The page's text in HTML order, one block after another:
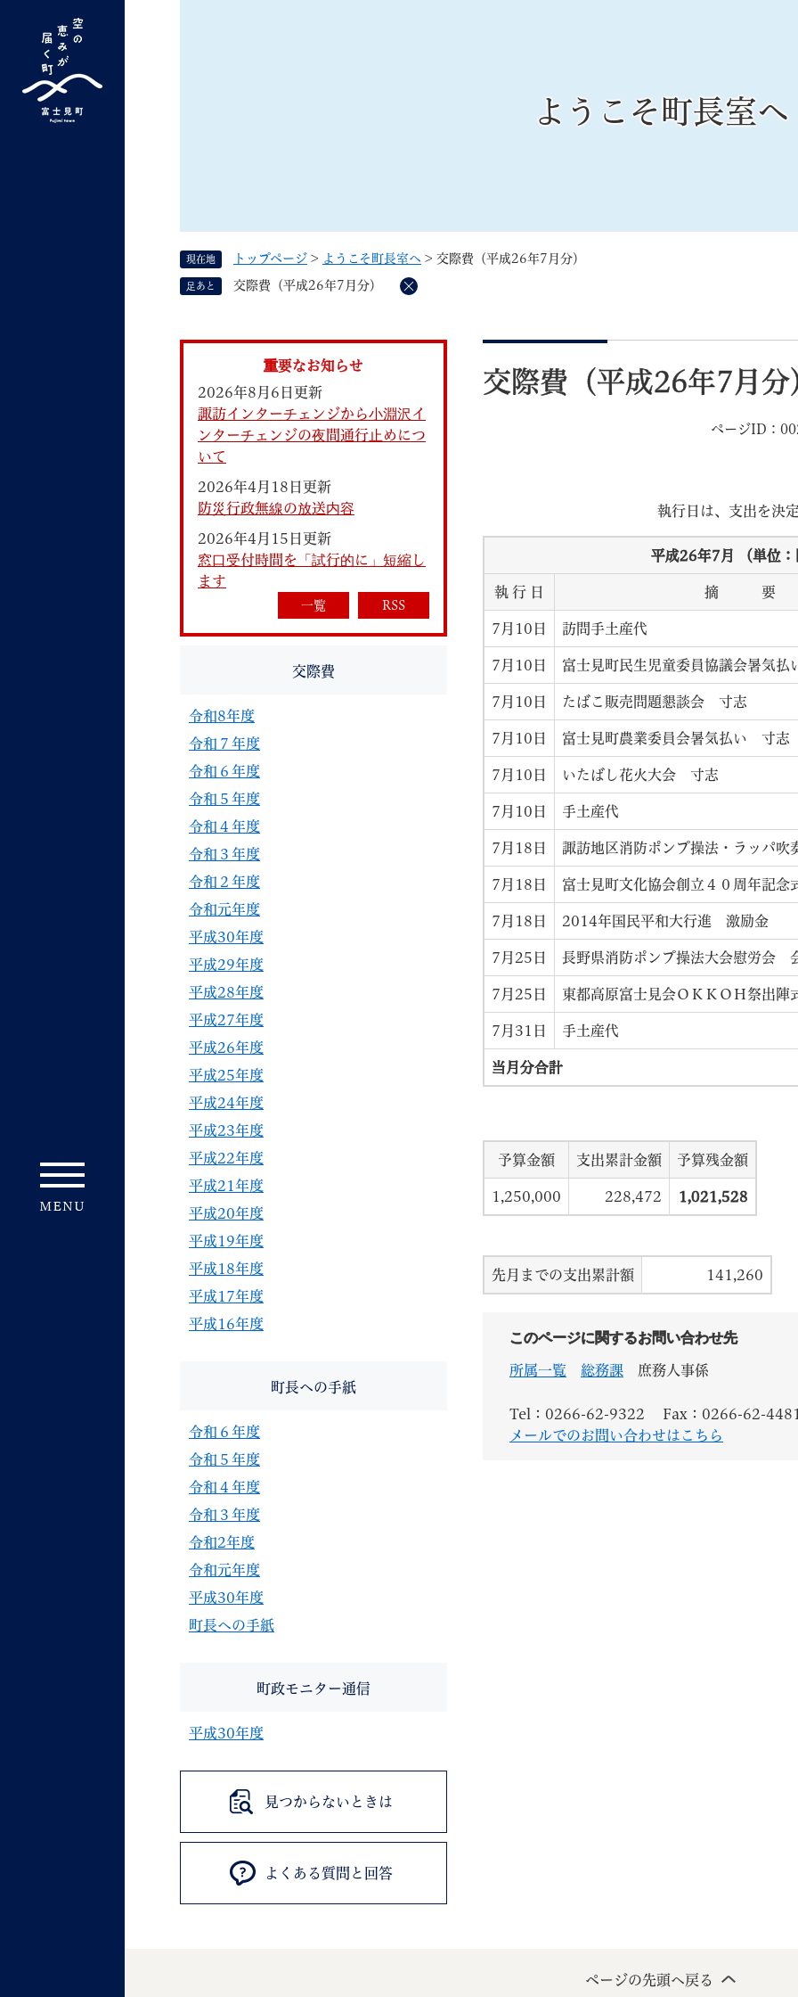
ム
すべて ページ PDF 記事ID検
くらしの情報 しごと・町づくり
組織で探す
妊娠・出産 子育て 引越し・住まい 就職
音声読み上げ 文字サイズ 標準 拡大 ページを一時保存す
携帯サイト
ようこそ町長室へ
現在地 トップページ > ようこそ町長室へ > 交際費（平成26年7月分）
足あと 交際費（平成26年7月分）
削
文
交際費（平成26年7月分
ページID：
執行日は、支出を決
平成26年7月 （単位：
執 行 日 摘 要
7月10日 訪問手土産代
7月10日 富士見町民生児童委員協議会暑気
7月10日 たばこ販売問題懇談会 寸志
7月10日 富士見町農業委員会暑気払い 寸志
7月10日 いたばし花火大会 寸志
7月10日 手土産代
7月18日 諏訪地区消防ポンプ操法・ラッパ
7月18日 富士見町文化協会創立４０周年記
7月18日 2014年国民平和大行進 激励金
7月25日 長野県消防ポンプ操法大会慰労会
7月25日 東都高原富士見会ＯＫＫＯＨ祭出
7月31日 手土産代
当月分合計
予算金額 支出累計金額 予算残金額
1,250,000 228,472 1,021,528
先月までの支出累計額 141,260
このページに関するお問い合わせ先
所属一覧 総務課 庶務人事係
Tel：0266-62-9322
Fax：0266-62-
メールでのお問い合わせはこちら
重要なお知らせ
2026年8月6日更新
諏訪インターチェンジから小淵沢イ
ンターチェンジの夜間通行止めにつ
いて
2026年4月18日更新
防災行政無線の放送内容
2026年4月15日更新
窓口受付時間を「試行的に」短縮し
ます
一覧 RSS
交際費
令和8年度
令和７年度
令和６年度
令和５年度
令和４年度
令和３年度
令和２年度
令和元年度
平成30年度
平成29年度
平成28年度
平成27年度
平成26年度
平成25年度
平成24年度
平成23年度
平成22年度
平成21年度
平成20年度
平成19年度
平成18年度
平成17年度
平成16年度
町長への手紙
令和６年度
令和５年度
令和４年度
令和３年度
令和2年度
令和元年度
平成30年度
町長への手紙
町政モニター通信
平成30年度
見つからないときは
よくある質問と回答
ページの先頭へ戻る